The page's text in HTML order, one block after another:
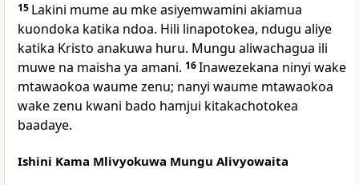
15 Lakini mume au mke asiyemwamini akiamua
kuondoka katika ndoa. Hili linapotokea, ndugu aliye
katika Kristo anakuwa huru. Mungu aliwachagua ili
muwe na maisha ya amani. 16Inawezekana ninyi wake
mtawaokoa waume zenu; nanyi waume mtawaokoa
wake zenu kwani bado hamjui kitakachotokea
baadaye.
Ishini Kama Mlivyokuwa Mungu Alivyowaita